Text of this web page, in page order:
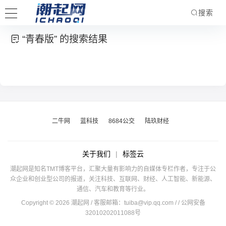
搜索
“青春版” 的搜索结果
二牛网 蓝科技 8684公交 陆玖财经
关于我们 | 标签云
潮起网是知名TMT博客平台，汇聚大量有影响力的自媒体专栏作者，专注于公
众企业和创业型公司的报道，关注科技、互联网、财经、人工智能、新能源、
通信、汽车和教育等行业。
Copyright © 2026 潮起网 / 客服邮箱： tuiba@vip.qq.com / / 公网安备
32010202011088号